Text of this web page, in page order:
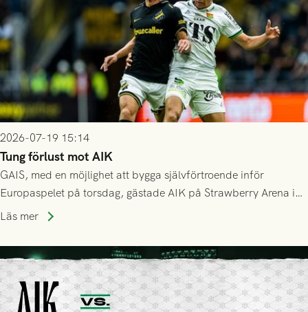
2026-07-19 15:14
Tung förlust mot AIK
GAIS, med en möjlighet att bygga självförtroende inför
Europaspelet på torsdag, gästade AIK på Strawberry Arena i
Stockholm . Men trots konstant hotande i första halvlek av
lyckades få in 2-0.
Läs mer